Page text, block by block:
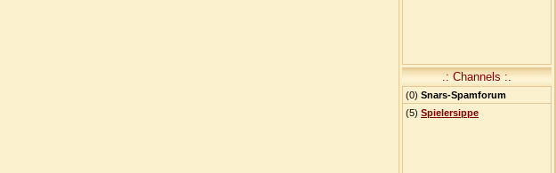
.: Channels :.
(0) Snars-Spamforum
(5) Spielersippe